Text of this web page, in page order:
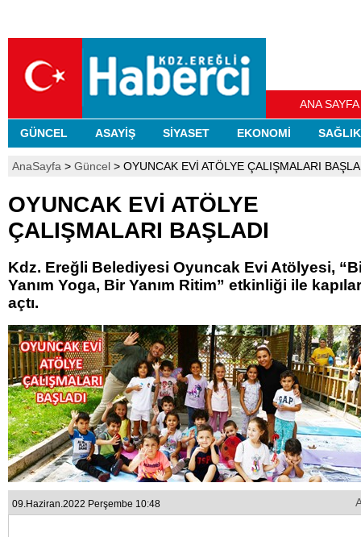
ANA SAYFA
GÜNCEL ASAYİŞ SİYASET EKONOMİ SAĞLIK
AnaSayfa > Güncel > OYUNCAK EVİ ATÖLYE ÇALIŞMALARI
OYUNCAK EVİ ATÖLYE
ÇALIŞMALARI BAŞLADI
Kdz. Ereğli Belediyesi Oyuncak Evi Atölyesi,
Yanım Yoga, Bir Yanım Ritim” etkinliği ile
açtı.
09.Haziran.2022 Perşembe 10:48